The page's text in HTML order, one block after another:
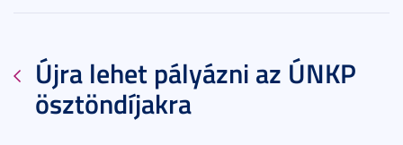
Újra lehet pályázni az ÚNKP
ösztöndíjakra